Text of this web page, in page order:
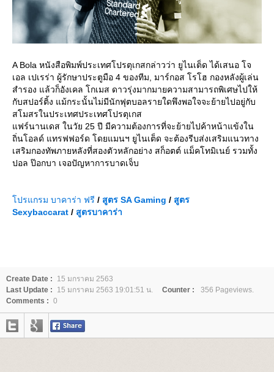
A Bola หนังสือพิมพ์ประเทศโปรตุเกสกล่าวว่า ยูไนเต็ด ได้เสนอ โจ
เอล เปเรร่า ผู้รักษาประตูมือ 4 ของทีม, มาร์กอส โรโฮ กองหลังผู้เล่น
สำรอง แล้วก็อังเคล โกเมส ดาวรุ่งมากมายความสามารถพิเศษไปให้
กับสปอร์ติ้ง แม้กระนั้นไม่มีนักฟุตบอลรายใดพึงพอใจจะย้ายไปอยู่กับ
สโมสรในประเทศประเทศโปรตุเกส
ฟร์นานเดส ในวัย 25 ปี มีความต้องการที่จะย้ายไปค้าหน้าแข้งใน
ถิ่นโอลด์ แทรฟฟอร์ด โดยแมนฯ ยูไนเต็ด จะต้องรีบส่งเสริมแนวทาง
เสริมกองทัพภายหลังที่สองตัวหลักอย่าง สก็อตต์ แม็คโทมิเนย์ รวมทั้ง
ปอล ป๊อกบา เจอปัญหาการบาดเจ็บ
ปรแกรม บาคาร่า ฟรี / สูตร SA Gaming / สูตร
Sexybaccarat / สูตรบาคาร่า
Create Date :
15 มกราคม 2563
Last Update :
15 มกราคม 2563 19:01:51 น. Counter :
356 Pageviews.
Comments : 0